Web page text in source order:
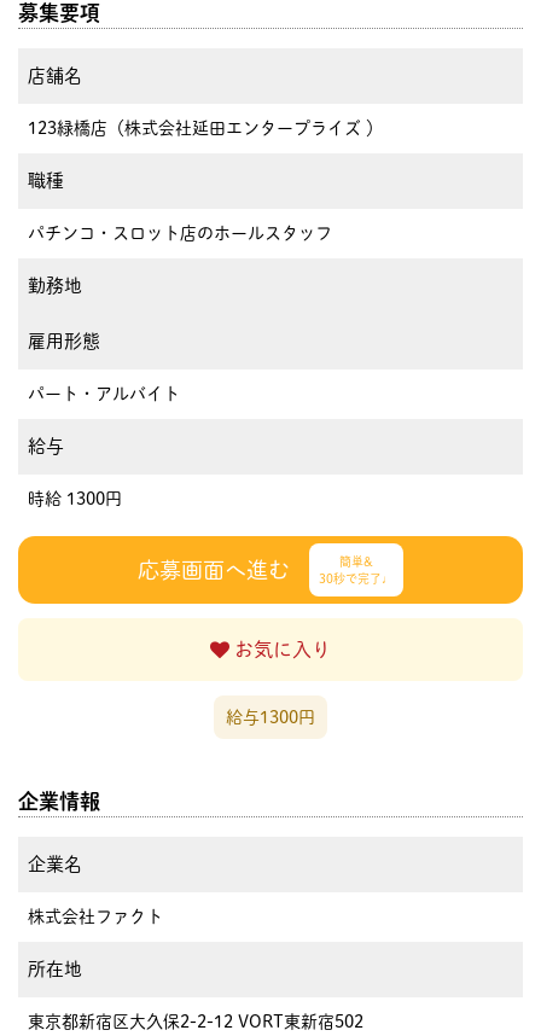
募集要項
店舗名
123緑橋店（株式会社延田エンタープライズ ）
職種
パチンコ・スロット店のホールスタッフ
勤務地
雇用形態
パート・アルバイト
給与
時給 1300円
応募画面へ進む
簡単&
30秒で完了♩
お気に入り
給与1300円
企業情報
企業名
株式会社ファクト
所在地
東京都新宿区大久保2-2-12 VORT東新宿502